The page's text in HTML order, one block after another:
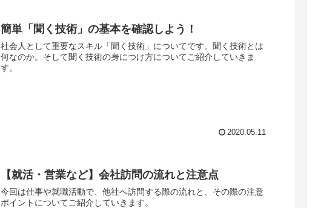
簡単「聞く技術」の基本を確認しよう！
社会人として重要なスキル「聞く技術」についてです。聞く技術とは
何なのか。そして聞く技術の身につけ方についてご紹介していきま
す。
2020.05.11
【就活・営業など】会社訪問の流れと注意点
今回は仕事や就職活動で、他社へ訪問する際の流れと、その際の注意
ポイントについてご紹介していきます。